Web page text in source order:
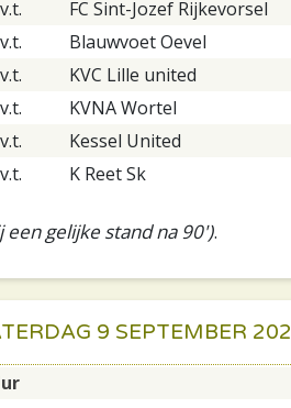
FC Sint-Jozef Rijkevorsel
Blauwvoet Oevel
KVC Lille united
KVNA Wortel
Kessel United
K Reet Sk
gelijke stand na 90').
9 SEPTEMBER